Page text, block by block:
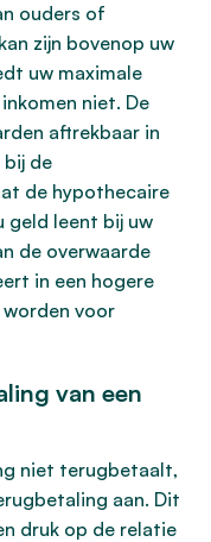
ouders of
zijn bovenop uw
uw maximale
niet. De
aftrekbaar in
bij de
de hypothecaire
geld leent bij uw
de overwaarde
in een hogere
voor
van een
niet terugbetaalt,
aan. Dit
druk op de relatie